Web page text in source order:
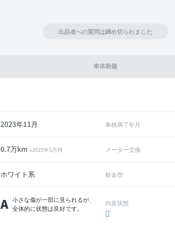
車体装備
2023年11月 車検満了年月
0.7万km ※2025年5月時 メーター交換
ホワイト系 板金歴
A 小さな傷が一部に見られるが、
全体的に状態は良好です。
内装状態
出品者への質問は締め切られました